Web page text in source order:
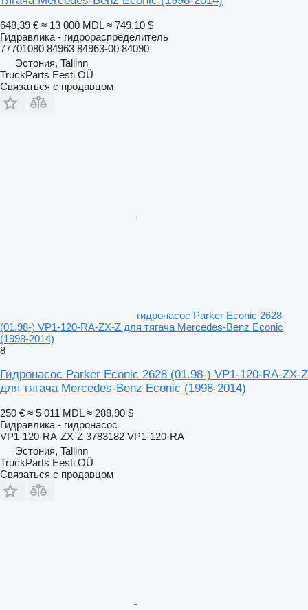
648,39 € ≈ 13 000 MDL ≈ 749,10 $
Гидравлика - гидрораспределитель
77701080 84963 84963-00 84090
Эстония, Tallinn
TruckParts Eesti OÜ
Связаться с продавцом
гидронасос Parker Econic 2628
(01.98-) VP1-120-RA-ZX-Z для тягача Mercedes-Benz Econic
(1998-2014)
8
Гидронасос Parker Econic 2628 (01.98-) VP1-120-RA-ZX-Z
для тягача Mercedes-Benz Econic (1998-2014)
250 € ≈ 5 011 MDL ≈ 288,90 $
Гидравлика - гидронасос
VP1-120-RA-ZX-Z 3783182 VP1-120-RA
Эстония, Tallinn
TruckParts Eesti OÜ
Связаться с продавцом